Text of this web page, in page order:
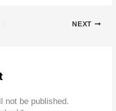
NEXT
not be published.